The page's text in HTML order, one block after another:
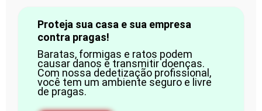
Proteja sua casa e sua empresa
contra pragas!
Baratas, formigas e ratos podem
causar danos e transmitir doenças.
Com nossa dedetização profissional,
você tem um ambiente seguro e livre
de pragas.